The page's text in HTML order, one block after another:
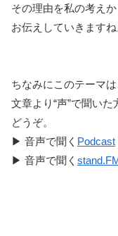
その理由を私の考えか
お伝えしていきますね
ちなみにこのテーマ
文章より“声”で聞い
どうぞ。
▶︎ 音声で聞く Podcast
▶︎ 音声で聞く